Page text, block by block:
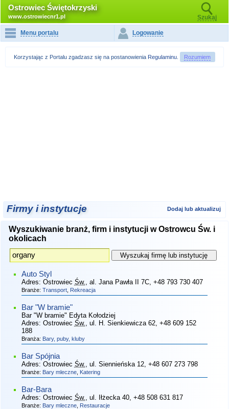
Ostrowiec Świętokrzyski
www.ostrowiecnr1.pl Szukaj
Menu portalu Logowanie
Korzystając z Portalu zgadzasz się na postanowienia Regulaminu Rozumiem
Firmy i instytucje Dodaj lub aktualizuj
Wyszukiwanie branż, firm i instytucji w Ostrowcu Św. i
okolicach
Auto Styl
Adres: Ostrowiec Św. , al. Jana Pawła II 7C, +48 793 730 407
Branże: Transport, Rekreacja
Bar "W bramie"
Bar "W bramie" Edyta Kołodziej
Adres: Ostrowiec Św. , ul. H. Sienkiewicza 62, +48 609 152
188
Branża: Bary, puby, kluby
Bar Spójnia
Adres: Ostrowiec Św. , ul. Siennieńska 12, +48 607 273 798
Branże: Bary mleczne, Katering
Bar-Bara
Adres: Ostrowiec Św. , ul. Iłżecka 40, +48 508 631 817
Branże: Bary mleczne, Restauracje